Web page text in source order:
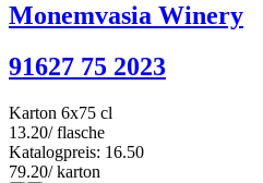
Monemvasia Winery
91627 75 2023
Karton 6x75 cl
13.20/ flasche
Katalogpreis: 16.50
79.20/ karton